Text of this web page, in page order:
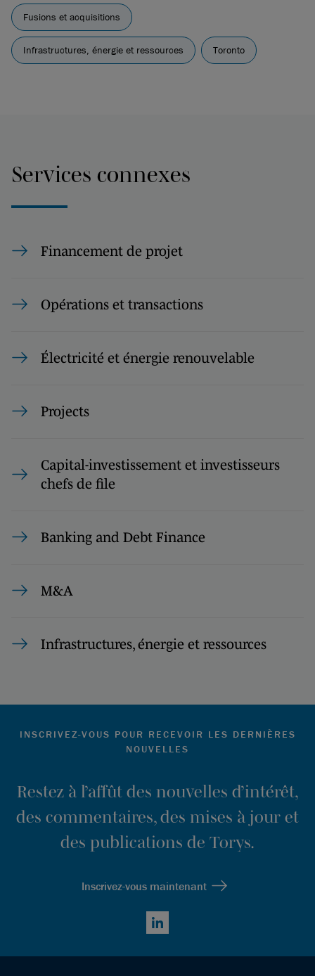
Fusions et acquisitions
Infrastructures, énergie et ressources Toronto
Services connexes
Financement de projet
Opérations et transactions
Électricité et énergie renouvelable
Projects
Capital-investissement et investisseurs
chefs de file
Banking and Debt Finance
M&A
Infrastructures, énergie et ressources
INSCRIVEZ-VOUS POUR RECEVOIR LES DERNIÈRES
NOUVELLES
Restez à l’affût des nouvelles d’intérêt,
des commentaires, des mises à jour et
des publications de Torys.
Inscrivez-vous maintenant
LinkedIn